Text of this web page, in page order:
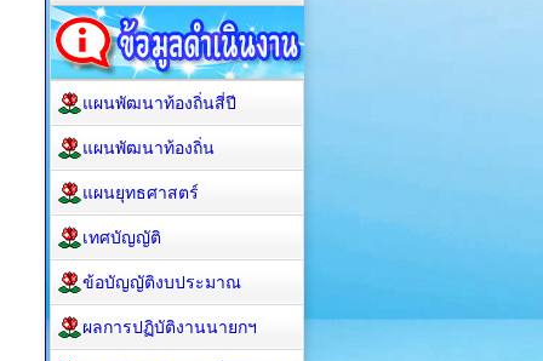
แผนพัฒนาท้องถิ่นสี่ปี
แผนพัฒนาท้องถิ่น
แผนยุทธศาสตร์
เทศบัญญัติ
ข้อบัญญัติงบประมาณ
ผลการปฏิบัติงานนายกฯ